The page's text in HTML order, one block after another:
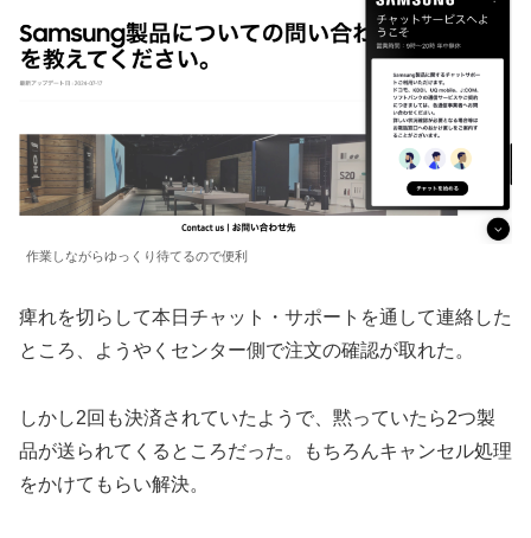
作業しながらゆっくり待てるので便利
痺れを切らして本日チャット・サポートを通して連絡した
ところ、ようやくセンター側で注文の確認が取れた。
しかし2回も決済されていたようで、黙っていたら2つ製
品が送られてくるところだった。もちろんキャンセル処理
をかけてもらい解決。